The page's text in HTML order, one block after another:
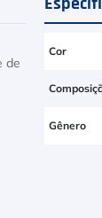
de
Cor
Gênero